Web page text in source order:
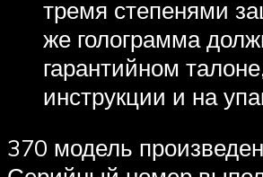
тремя степенями
же голограмма
гарантийном
инструкции и на
370 модель